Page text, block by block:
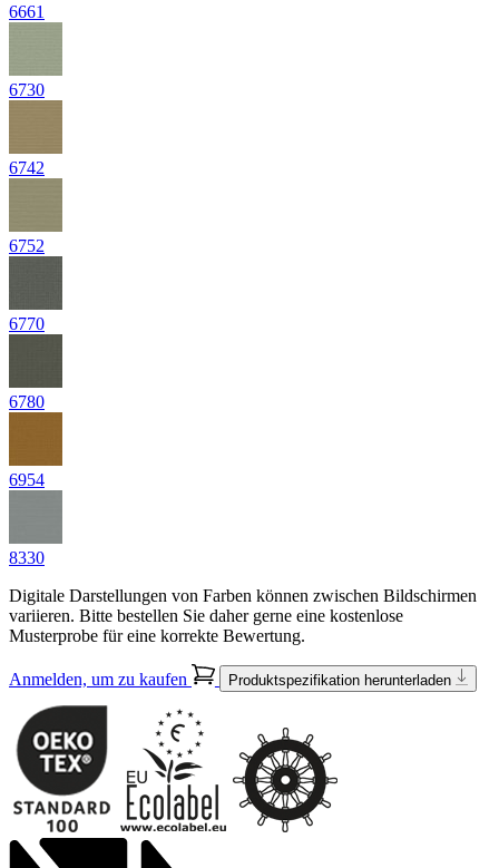
6661
6730
6742
6752
6770
6780
6954
8330
Digitale Darstellungen von Farben können zwischen Bildschirmen
variieren. Bitte bestellen Sie daher gerne eine kostenlose
Musterprobe für eine korrekte Bewertung.
Anmelden, um zu kaufen Produktspezifikation herunterladen